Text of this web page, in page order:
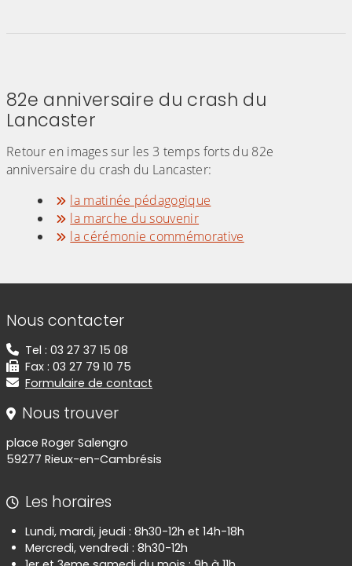
82e anniversaire du crash du
Lancaster
Retour en images sur les 3 temps forts du 82e
anniversaire du crash du Lancaster:
la matinée pédagogique
la marche du souvenir
la cérémonie commémorative
Informations de contact
Nous contacter
Tel : 03 27 37 15 08
Fax : 03 27 79 10 75
Formulaire de contact
Nous trouver
place Roger Salengro
59277 Rieux-en-Cambrésis
Les horaires
Lundi, mardi, jeudi : 8h30-12h et 14h-18h
Mercredi, vendredi : 8h30-12h